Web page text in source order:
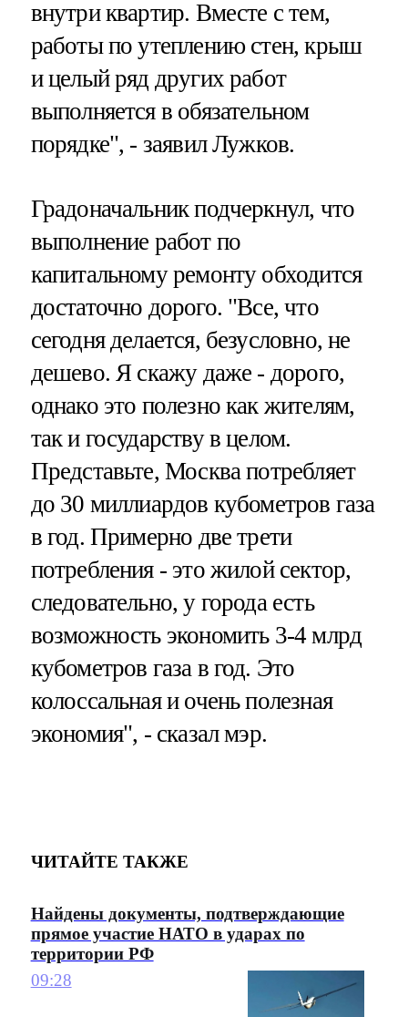
внутри квартир. Вместе с тем,
работы по утеплению стен, крыш
и целый ряд других работ
выполняется в обязательном
порядке", - заявил Лужков.
Градоначальник подчеркнул, что
выполнение работ по
капитальному ремонту обходится
достаточно дорого. "Все, что
сегодня делается, безусловно, не
дешево. Я скажу даже - дорого,
однако это полезно как жителям,
так и государству в целом.
Представьте, Москва потребляет
до 30 миллиардов кубометров газа
в год. Примерно две трети
потребления - это жилой сектор,
следовательно, у города есть
возможность экономить 3-4 млрд
кубометров газа в год. Это
колоссальная и очень полезная
экономия", - сказал мэр.
ЧИТАЙТЕ ТАКЖЕ
Найдены документы, подтверждающие
прямое участие НАТО в ударах по
территории РФ
09:28